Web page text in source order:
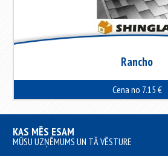
Rancho
Cena no 7.15 €
KAS MĒS ESAM
MŪSU UZŅĒMUMS UN TĀ VĒSTURE